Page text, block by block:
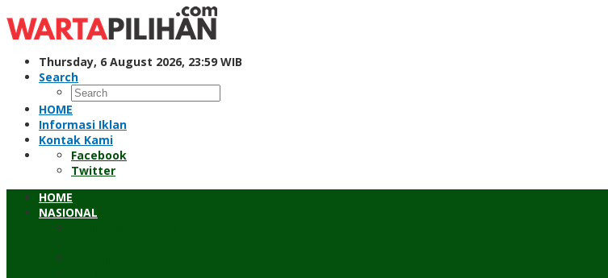
to
content
Thursday, 6 August 2026, 23:59 WIB
Search
HOME
Informasi Iklan
Kontak Kami
Facebook
Twitter
HOME
NASIONAL